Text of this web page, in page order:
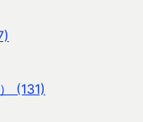
(131)